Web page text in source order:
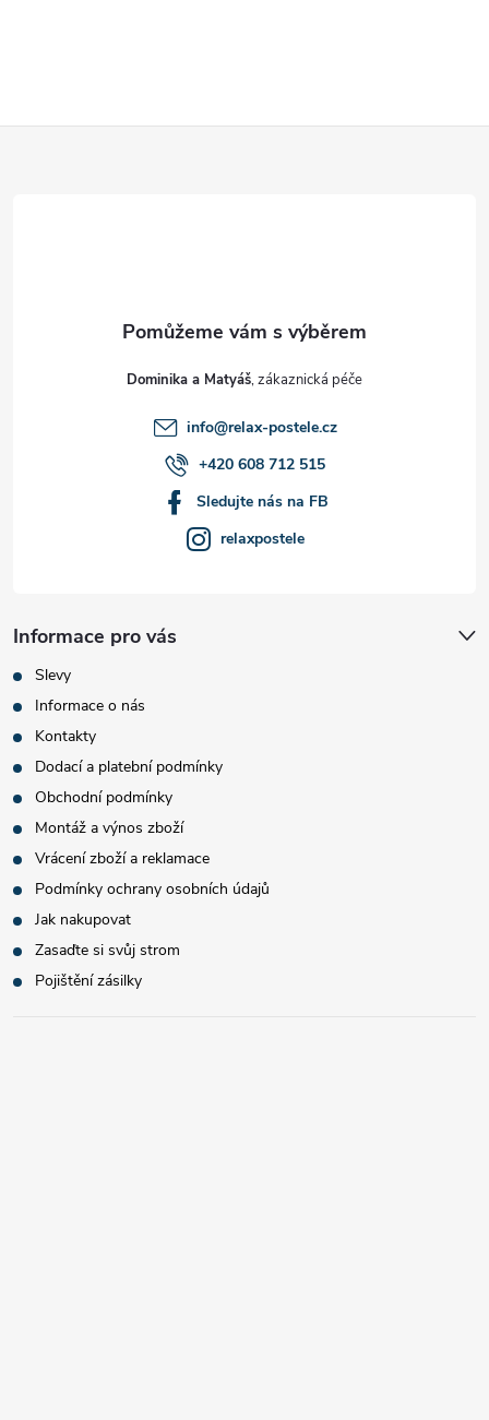
Dominika a Matyáš
info@relax-postele.cz
+420 608 712 515
Sledujte nás na FB
relaxpostele
Informace pro vás
Slevy
Informace o nás
Kontakty
Dodací a platební podmínky
Obchodní podmínky
Montáž a výnos zboží
Vrácení zboží a reklamace
Podmínky ochrany osobních údajů
Jak nakupovat
Zasaďte si svůj strom
Pojištění zásilky